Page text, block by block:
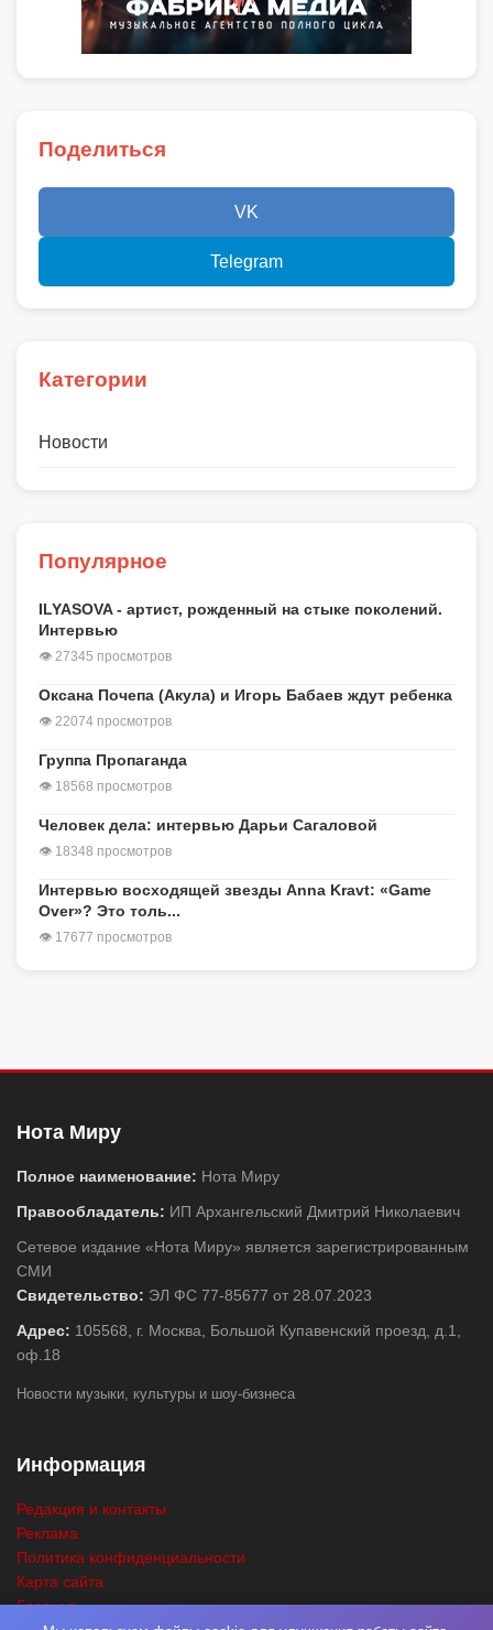
Поделиться
VK
Telegram
Категории
Новости
Популярное
ILYASOVA - артист, рожденный на стыке поколений.
Интервью
👁 27345 просмотров
Оксана Почепа (Акула) и Игорь Бабаев ждут ребенка
👁 22074 просмотров
Группа Пропаганда
👁 18568 просмотров
Человек дела: интервью Дарьи Сагаловой
👁 18348 просмотров
Интервью восходящей звезды Anna Kravt: «Game
Over»? Это толь...
👁 17677 просмотров
Нота Миру
Полное наименование: Нота Миру
Правообладатель: ИП Архангельский Дмитрий Николаевич
Сетевое издание «Нота Миру» является зарегистрированным
СМИ
Свидетельство: ЭЛ ФС 77-85677 от 28.07.2023
Адрес: 105568, г. Москва, Большой Купавенский проезд, д.1,
оф.18
Новости музыки, культуры и шоу-бизнеса
Информация
Редакция и контакты
Реклама
Политика конфиденциальности
Карта сайта
Главная